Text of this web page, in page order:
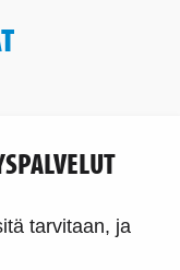
tarvitaan, ja